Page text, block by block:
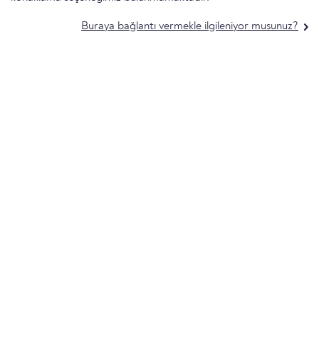
Buraya bağlantı vermekle ilgileniyor musunuz?